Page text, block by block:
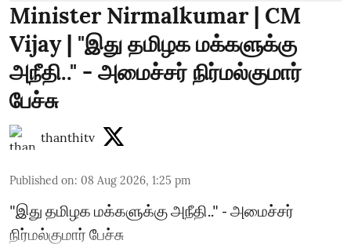
Minister Nirmalkumar | CM
Vijay | "இது தமிழக மக்களுக்கு
அநீதி.." - அமைச்சர் நிர்மல்குமார்
பேச்சு
thanthitv
Published on: 08 Aug 2026, 1:25 pm
"இது தமிழக மக்களுக்கு அநீதி.." - அமைச்சர்
நிர்மல்குமார் பேச்சு